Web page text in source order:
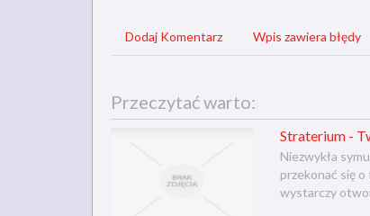
Dodaj Komentarz Wpis zawiera błędy
Przeczytać warto:
Straterium -
Niezwykła
przekonać się
wystarczy